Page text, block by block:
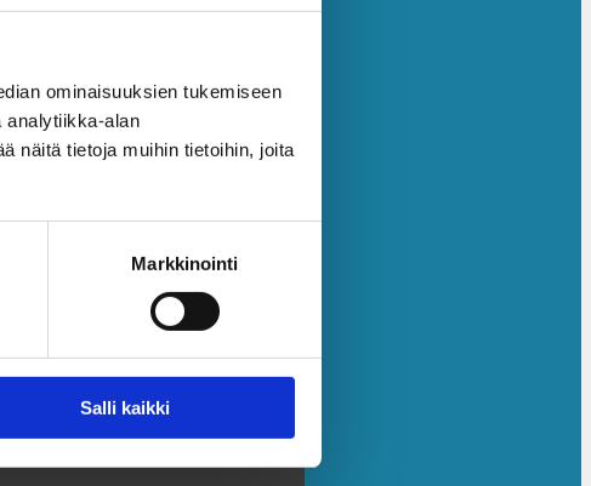
ominaisuuksien tukemiseen
analytiikka-alan
näitä tietoja muihin tietoihin, joita
Markkinointi
Salli kaikki